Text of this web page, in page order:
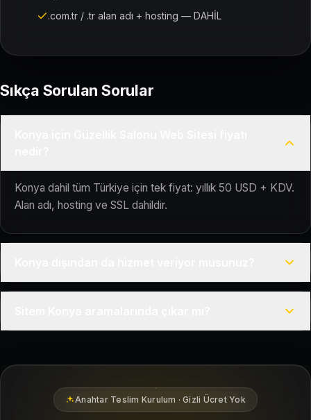
.com.tr / .tr alan adı + hosting — DAHİL
Sıkça Sorulan Sorular
Konya dahil tüm Türkiye için tek fiyat: yıllık 50 USD + KDV.
Alan adı, hosting ve SSL dahildir.
Konya bölgesindeki yerel müşterilerin sizi bulmasına
Anahtar Teslim Kurulum · Gizli Ücret Yok